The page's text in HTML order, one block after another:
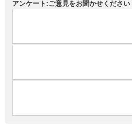
アンケート:ご意見をお聞かせください